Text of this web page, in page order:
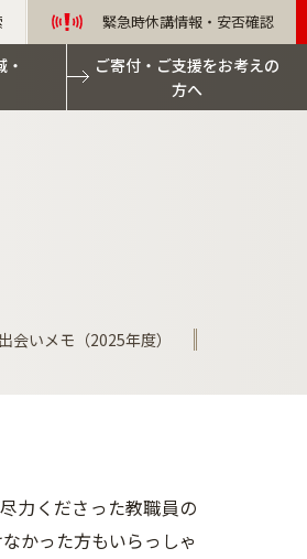
緊急時休講情報・安否確認
ご寄付・ご支援をお考えの
方へ
会いメモ（2025年度）
力くださった教職員の
かった方もいらっしゃ